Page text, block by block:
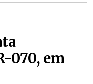
070, em